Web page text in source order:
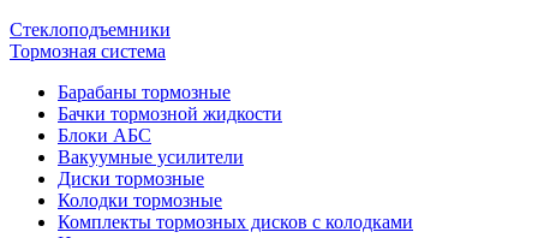
Стеклоподъемники
Тормозная система
Барабаны тормозные
Бачки тормозной жидкости
Блоки АБС
Вакуумные усилители
Диски тормозные
Колодки тормозные
Комплекты тормозных дисков с колодками